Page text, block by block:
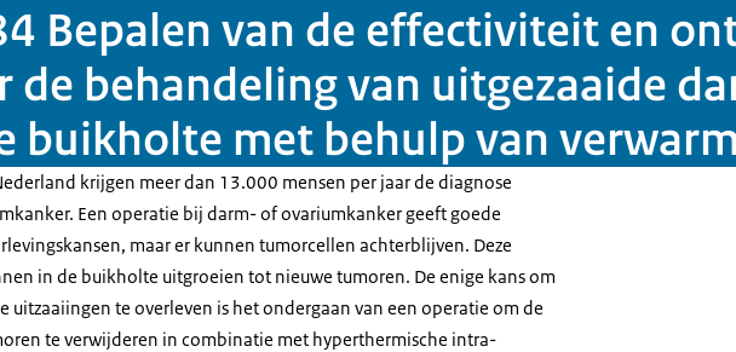
Bepalen van de effectiviteit en
de behandeling van uitgezaaide
buikholte met behulp van
krijgen meer dan 13.000 mensen per jaar de diagnose
Een operatie bij darm- of ovariumkanker geeft goede
maar er kunnen tumorcellen achterblijven. Deze
in de buikholte uitgroeien tot nieuwe tumoren. De enige kans om
uitzaaiingen te overleven is het ondergaan van een operatie om de
te verwijderen in combinatie met hyperthermische intra-